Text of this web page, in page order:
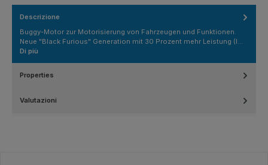
Descrizione
Buggy-Motor zur Motorisierung von Fahrzeugen und Funktionen.
Neue "Black Furious" Generation mit 30 Prozent mehr Leistung (l…
Di più
Properties
Valutazioni